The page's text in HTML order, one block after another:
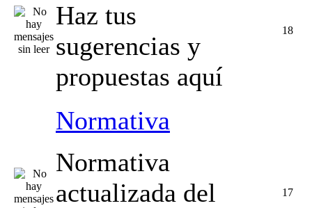
Haz tus
sugerencias y
propuestas aquí
18
Normativa
Normativa
actualizada del
17